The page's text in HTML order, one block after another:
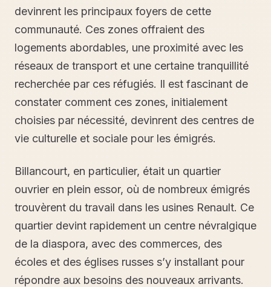
devinrent les principaux foyers de cette
communauté. Ces zones offraient des
logements abordables, une proximité avec les
réseaux de transport et une certaine tranquillité
recherchée par ces réfugiés. Il est fascinant de
constater comment ces zones, initialement
choisies par nécessité, devinrent des centres de
vie culturelle et sociale pour les émigrés.
Billancourt, en particulier, était un quartier
ouvrier en plein essor, où de nombreux émigrés
trouvèrent du travail dans les usines Renault. Ce
quartier devint rapidement un centre névralgique
de la diaspora, avec des commerces, des
écoles et des églises russes s’y installant pour
répondre aux besoins des nouveaux arrivants.